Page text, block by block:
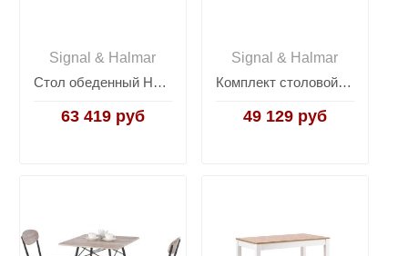
Signal & Halmar
Стол обеденный Halmar TIAGO, раскладной (дуб ланcелот/белый)
63 419 руб
Signal & Halmar
Комплект столовой мебели Halmar CORDOBA (стол + 4 стула, дуб)
49 129 руб